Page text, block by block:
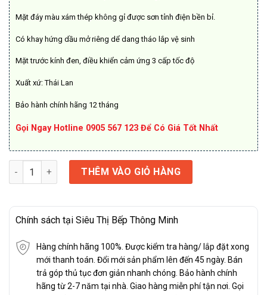
Mặt đáy màu xám thép không gỉ được sơn tỉnh điện bền bỉ.
Có khay hứng dầu mở riêng dể dang tháo lắp vệ sinh
Mặt trước kính đen, điều khiển cảm ứng 3 cấp tốc độ
Xuất xứ: Thái Lan
Bảo hành chính hãng 12 tháng
Gọi Ngay Hotline 0905 567 123 Để Có Giá Tốt Nhất
MÁY HÚT MÙI JUNGER HRJ-75 số lượng
THÊM VÀO GIỎ HÀNG
Chính sách tại Siêu Thị Bếp Thông Minh
Hàng chính hãng 100%. Được kiểm tra hàng/ lắp đặt xong
mới thanh toán. Đổi mới sản phẩm lên đến 45 ngày. Bán
trả góp thủ tục đơn giản nhanh chóng. Bảo hành chính
hãng từ 2-7 năm tại nhà. Giao hàng miễn phí tận nơi. Gọi